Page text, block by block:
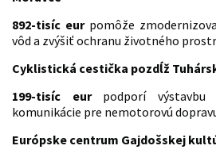
892-tisíc eurpomôže
vôd a zvýšiť ochranu životného
Cyklistická cestička pozdĺž
199-tisíc eurpodporí výstavbu
komunikácie pre nemotorovú
Európske centrum Gajdošskej